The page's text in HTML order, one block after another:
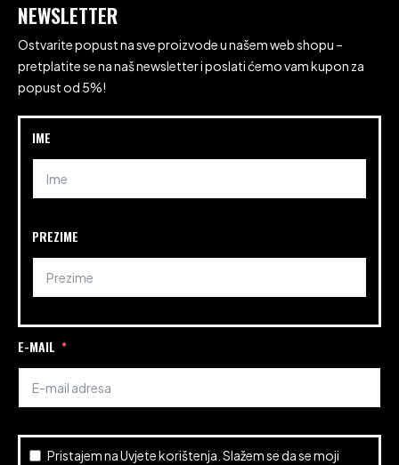
NEWSLETTER
Ostvarite popust na sve proizvode u našem web shopu –
pretplatite se na naš newsletter i poslati ćemo vam kupon za
popust od 5%!
IME
PREZIME
E-MAIL
Pristajem naUvjete korištenja . Slažem se da se moji